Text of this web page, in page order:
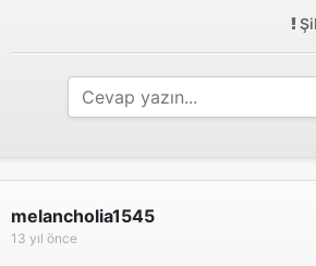
melancholia1545
13 yıl önce